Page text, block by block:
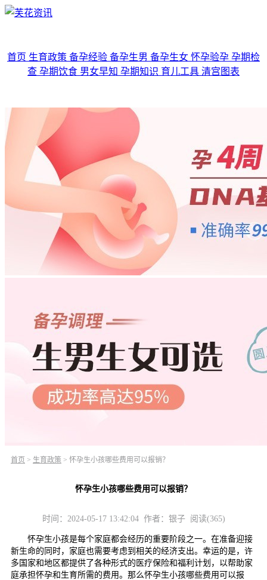
首页 生育政策 备孕经验 备孕生男 备孕生女 怀孕验孕 孕期检
查 孕期饮食 男女早知 孕期知识 育儿工具 清宫图表
首页 > 生育政策 > 怀孕生小孩哪些费用可以报销？
怀孕生小孩哪些费用可以报销？
时间：2024-05-17 13:42:04 作者：银子 阅读(365)
怀孕生小孩是每个家庭都会经历的重要阶段之一。在准备迎接
新生命的同时，家庭也需要考虑到相关的经济支出。幸运的是，许
多国家和地区都提供了各种形式的医疗保险和福利计划，以帮助家
庭承担怀孕和生育所需的费用。那么怀孕生小孩哪些费用可以报